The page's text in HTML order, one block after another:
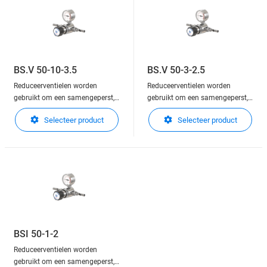
en een regeling e
Deze kunnen gemonteerd wo
BS.V 50-10-3.5
Reduceerventielen worden
gebruikt om een samengeperst,
of vloeibaar gas in gasfase, in
druk te verlagen.
Reduceerventielen zijn in staat
Deze kunnen gemonteerd wo
Selecteer product
BS.V 50-3-2.5
Reduceerventielen worden
gebruikt om een samengeperst,
of vloeibaar gas in gasfase, in
druk te verlagen.
Reduceerventielen zijn in staat
Selecteer product
BSI 50-1-2
Reduceerventielen worden
gebruikt om een samengeperst,